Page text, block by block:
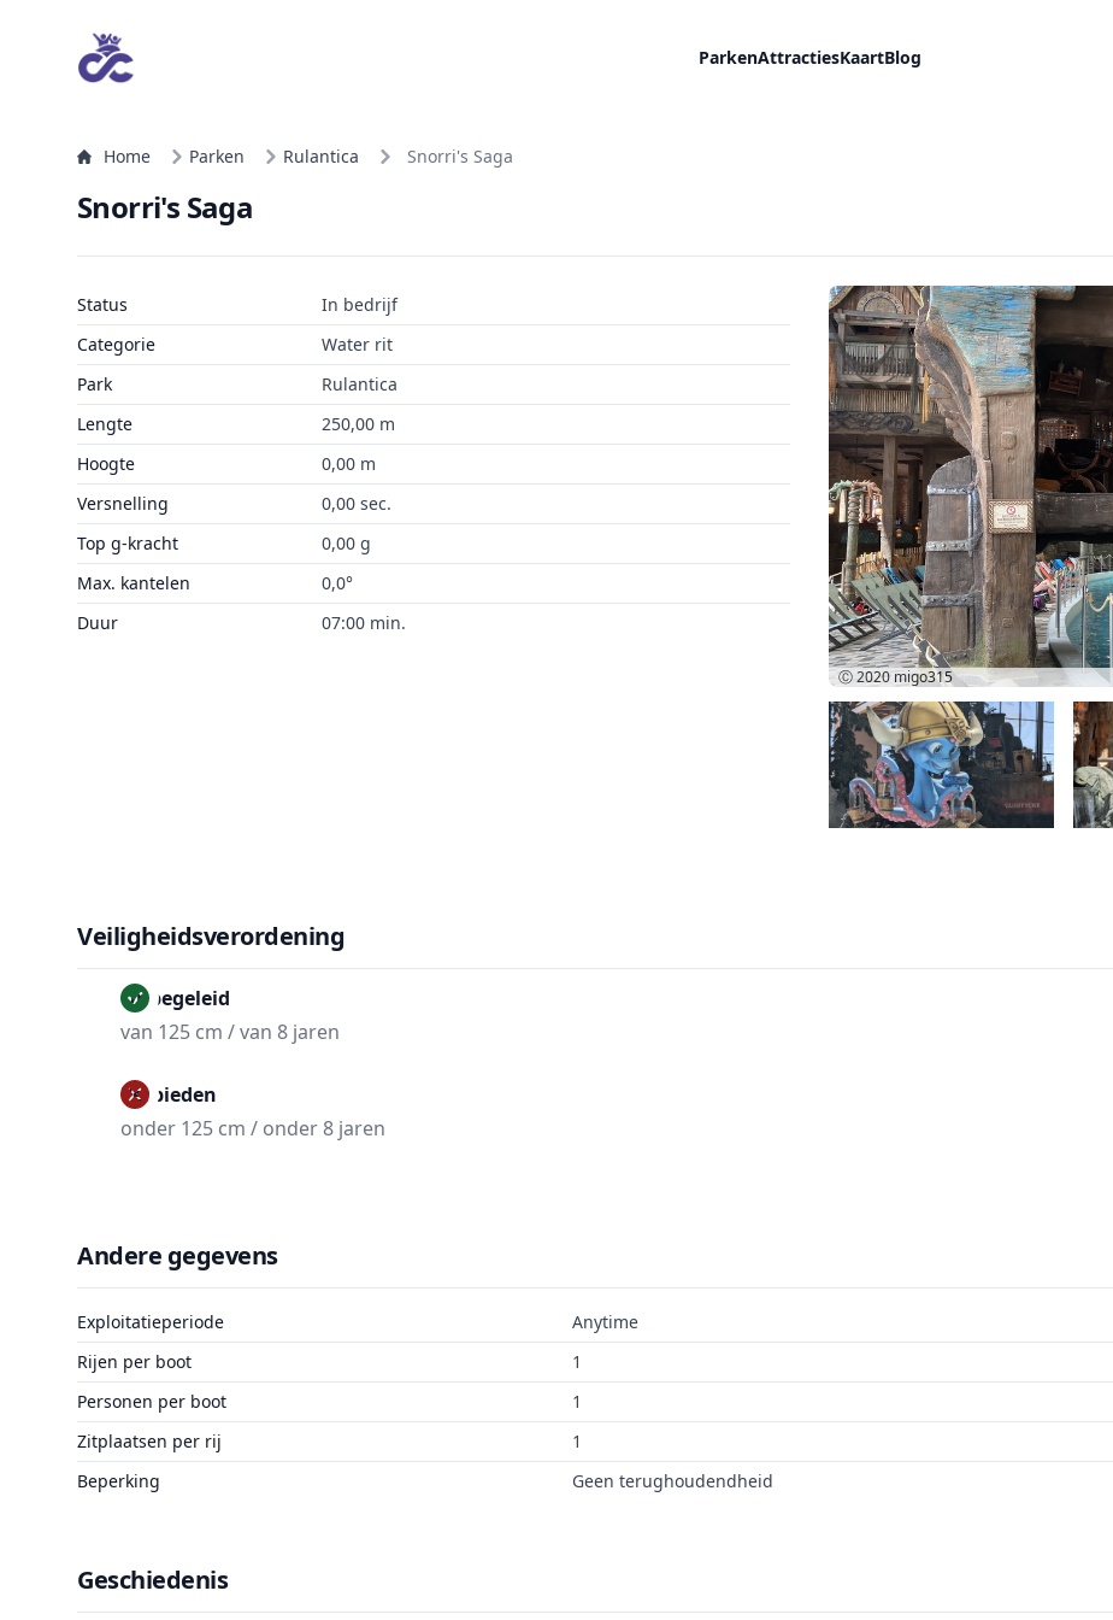
ParkenAttractiesKaartBlog
Home Parken Rulantica Snorri's Saga
Snorri's Saga
Status
In bedrijf
Categorie
Water rit
Park
Rulantica
Lengte
250,00 m
Hoogte
0,00 m
Versnelling
0,00 sec.
Top g-kracht
0,00 g
Max. kantelen
0,0°
Duur
07:00 min.
Ⓒ 2020 migo315
Veiligheidsverordening
Onbegeleid
van 125 cm / van 8 jaren
Verbieden
onder 125 cm / onder 8 jaren
Andere gegevens
Exploitatieperiode
Anytime
Rijen per boot
1
Personen per boot
1
Zitplaatsen per rij
1
Beperking
Geen terughoudendheid
Geschiedenis